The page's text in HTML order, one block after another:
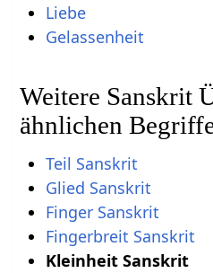
Liebe
Gelassenheit
Weitere Sanskrit
ähnlichen
Teil Sanskrit
Glied Sanskrit
Finger Sanskrit
Fingerbreit Sanskrit
Kleinheit Sanskrit